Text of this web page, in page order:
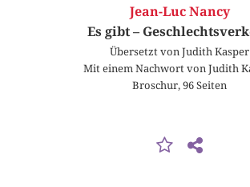
Jean-Luc Nancy
Es gibt –
Übersetzt von Judith Kasper
Mit einem Nachwort von Judith
Broschur, 96 Seiten